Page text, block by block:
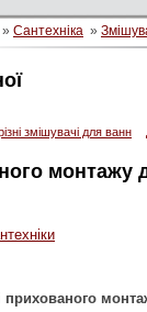
» Сантехніка »
змішувачі для ванн
монтажу